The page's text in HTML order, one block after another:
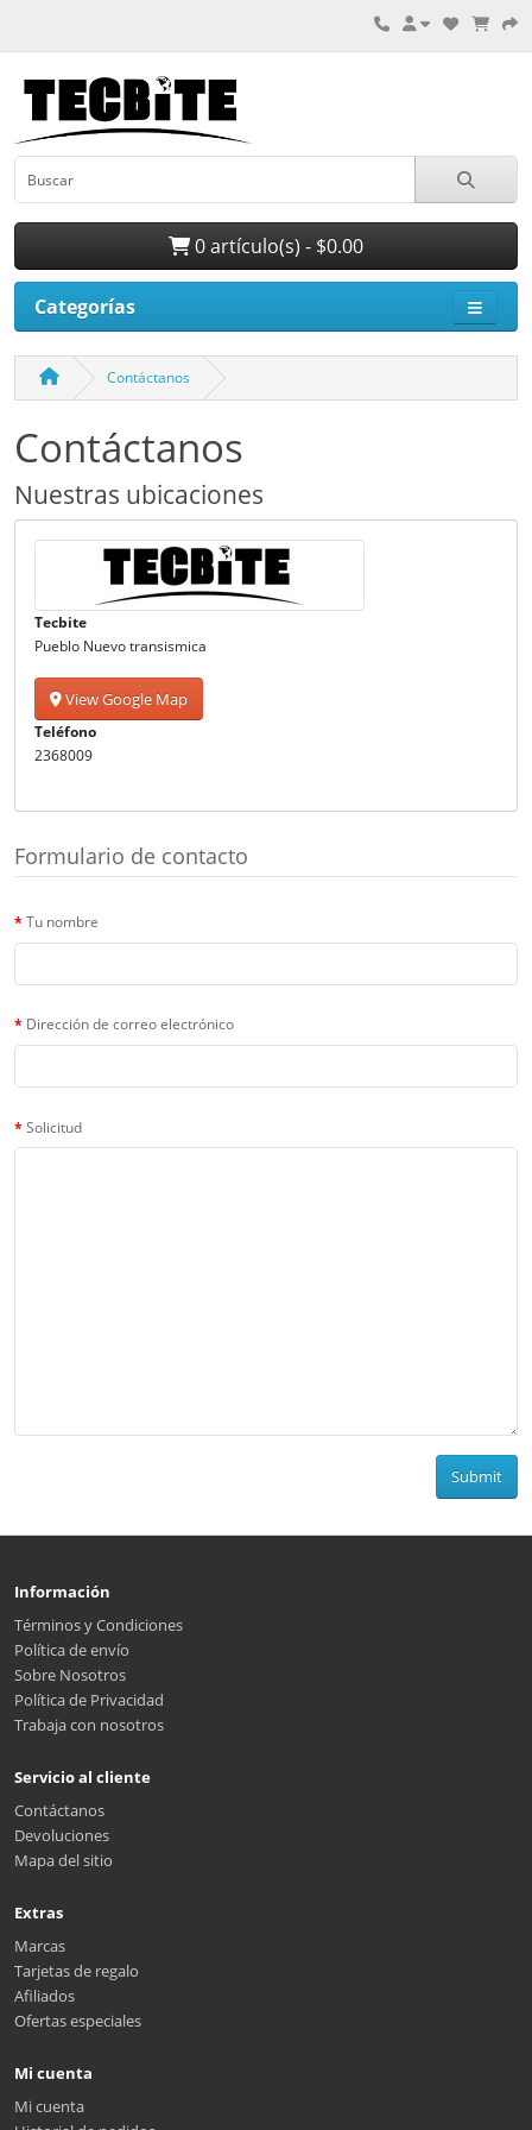
0 artículo(s) - $0.00
Categorías
Contáctanos
Contáctanos
Nuestras ubicaciones
Tecbite
Pueblo Nuevo transismica
View Google Map
Teléfono
2368009
Formulario de contacto
Tu nombre
Dirección de correo electrónico
Solicitud
Submit
Información
Términos y Condiciones
Política de envío
Sobre Nosotros
Política de Privacidad
Trabaja con nosotros
Servicio al cliente
Contáctanos
Devoluciones
Mapa del sitio
Extras
Marcas
Tarjetas de regalo
Afiliados
Ofertas especiales
Mi cuenta
Mi cuenta